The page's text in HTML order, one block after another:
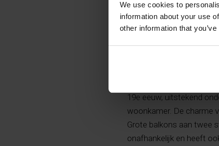
We use cookies to
information about your use
other information that
Authentiek herenhuis in
kelder en heeft nog
19e eeuw, uitstekend
woonkamer. De charme
Grote balkons aan twee
onafhankelijk en heeft